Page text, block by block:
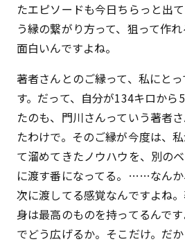
たエピソードも今日ちらっと出
う縁の繋がり方って、狙って作
面白いんですよね。
著者さんとのご縁って、私にと
す。だって、自分が134キロから
たのも、門川さんっていう著者
たわけで。そのご縁が今度は、
て溜めてきたノウハウを、別の
に渡す番になってる。……なん
次に渡してる感覚なんですよね
身は最高のものを持ってるんで
でどう広げるか。そこだけ。だ